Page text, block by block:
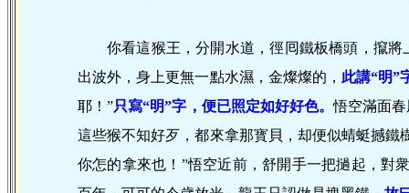
你看這猴王，分開水道，徑囘鐵板橋頭，攛
出波外，身上更無一點水濕，金燦燦的， 此講“明”
耶！”只寫“明”字，便已照定如好好色。悟空滿面
這些猴不知好歹，都來拿那寳貝，却便似蜻蜓撼
你怎的拿來也！”悟空近前，舒開手一把撾起，對